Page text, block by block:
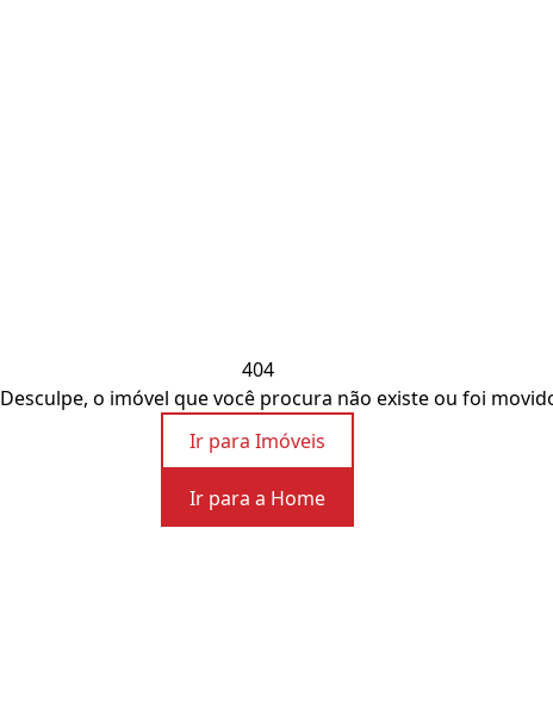
404
Desculpe, o imóvel que você procura não existe ou foi
Ir para Imóveis
Ir para a Home